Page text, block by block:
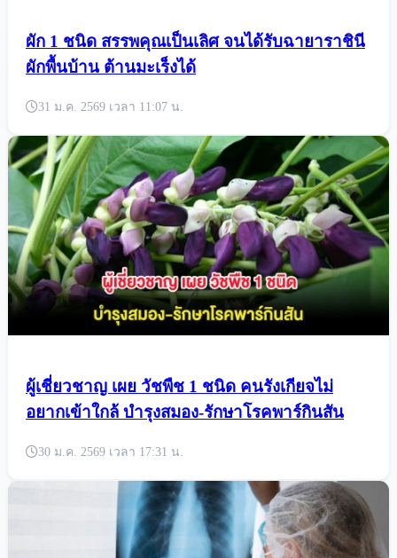
ผัก 1 ชนิด สรรพคุณเป็นเลิศ จนได้รับฉายาราชินี
ผักพื้นบ้าน ต้านมะเร็งได้
31 ม.ค. 2569 เวลา 11:07 น.
ผู้เชี่ยวชาญ เผย วัชพืช 1 ชนิด คนรังเกียจไม่
อยากเข้าใกล้ บำรุงสมอง-รักษาโรคพาร์กินสัน
30 ม.ค. 2569 เวลา 17:31 น.